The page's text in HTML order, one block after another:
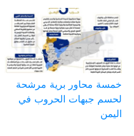
خمسة محاور برية مرشحة
لحسم جبهات الحروب في
اليمن